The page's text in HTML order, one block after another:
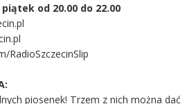
od 20.00 do 22.00
RadioSzczecinSlip
piosenek! Trzem z nich można dać